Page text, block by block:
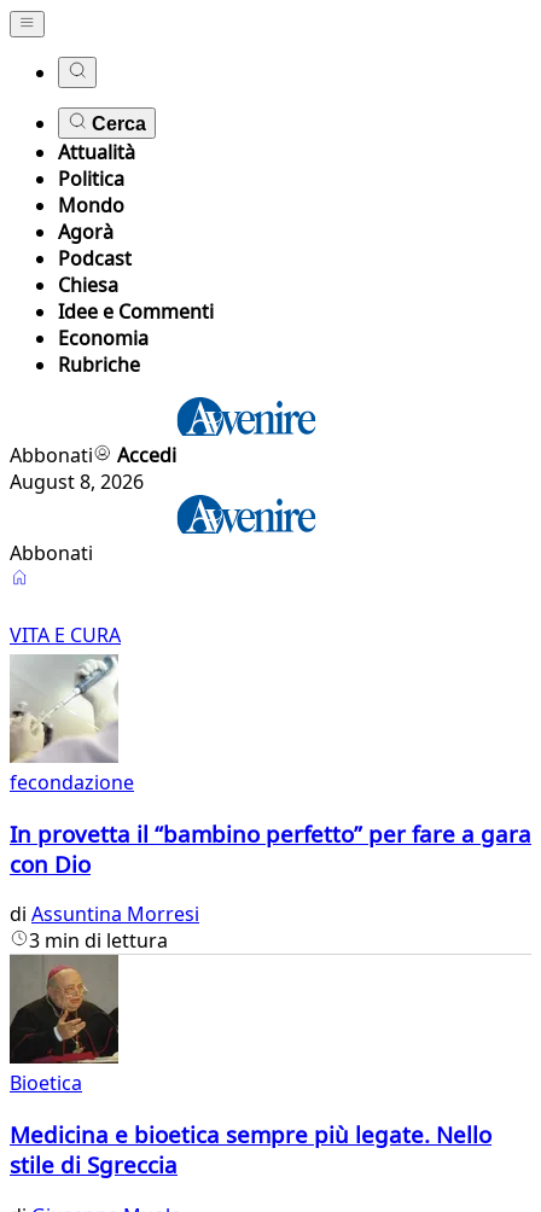
Cerca
Attualità
Politica
Mondo
Agorà
Podcast
Chiesa
Idee e Commenti
Economia
Rubriche
Abbonati
Accedi
August 8, 2026
Abbonati
Vita
e
Cura
VITA E CURA
fecondazione
In provetta il “bambino perfetto” per fare a gara
con Dio
di Assuntina Morresi
3 min di lettura
Bioetica
Medicina e bioetica sempre più legate. Nello
stile di Sgreccia